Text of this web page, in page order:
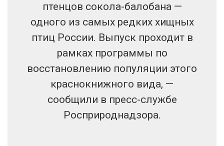
птенцов сокола-балобана —
одного из самых редких хищных
птиц России. Выпуск проходит в
рамках программы по
восстановлению популяции этого
краснокнижного вида, —
сообщили в пресс-службе
Росприроднадзора.